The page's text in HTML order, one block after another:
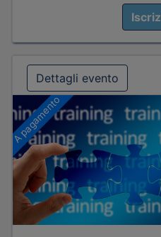
Dettagli evento
A pagamento